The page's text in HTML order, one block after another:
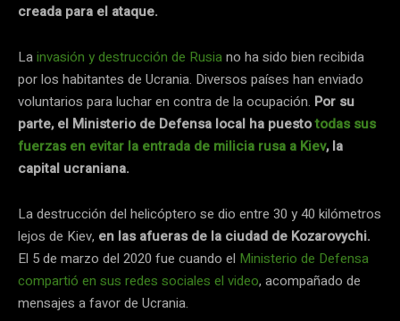
creada para el ataque.
Lainvasión ydestrucción de Rusiano ha sido bien recibida
por los habitantes de Ucrania. Diversos países han enviado
voluntarios para luchar en contra de la ocupación. Por su
parte, el Ministerio de Defensa local ha puestotodas sus
fuerzas en evitar la entrada de milicia rusa a Kiev, la
capital ucraniana.
La destrucción del helicóptero se dio entre 30 y 40 kilómetros
lejos de Kiev, en las afueras de la ciudad de Kozarovychi.
El 5 de marzo del 2020 fue cuando el Ministerio de Defensa
compartió en sus redes sociales el video, acompañado de
mensajes a favor de Ucrania.